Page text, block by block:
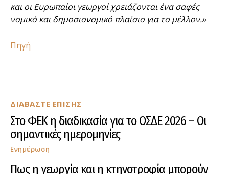
ΔΙΑΒΑΣΤΕ ΕΠΙΣΗΣ
Στο ΦΕΚ η διαδικασία για το ΟΣΔΕ 2026 – Οι
σημαντικές ημερομηνίες
Ενημέρωση
Πως η γεωργία και η κτηνοτροφία μπορούν
και οι Ευρωπαίοι γεωργοί χρειάζονται ένα σαφές
νομικό και δημοσιονομικό πλαίσιο για το μέλλον.»
Πηγή